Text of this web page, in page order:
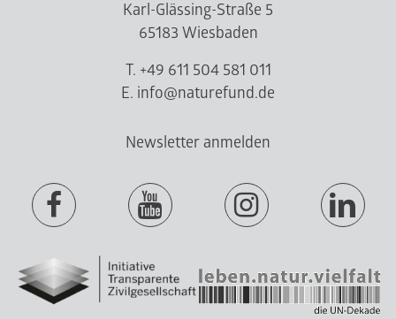
Karl-Glässing-Straße 5
65183 Wiesbaden
T. +49 611 504 581 011
E. info@naturefund.de
Newsletter anmelden